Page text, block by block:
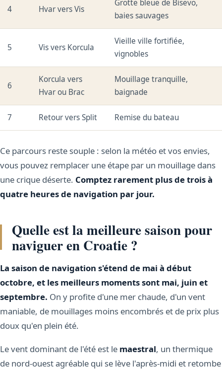
4 Hvar vers Vis
Grotte bleue de Bisevo,
baies sauvages
5 Vis vers Korcula
Vieille ville fortifiée,
vignobles
6
Korcula vers
Hvar ou Brac
Mouillage tranquille,
baignade
7 Retour vers Split Remise du bateau
Ce parcours reste souple : selon la météo et vos envies,
vous pouvez remplacer une étape par un mouillage dans
une crique déserte. Comptez rarement plus de trois à
quatre heures de navigation par jour.
Quelle est la meilleure saison pour
naviguer en Croatie ?
La saison de navigation s'étend de mai à début
octobre, et les meilleurs moments sont mai, juin et
septembre. On y profite d'une mer chaude, d'un vent
maniable, de mouillages moins encombrés et de prix plus
doux qu'en plein été.
Le vent dominant de l'été est le maestral, un thermique
de nord-ouest agréable qui se lève l'après-midi et retombe